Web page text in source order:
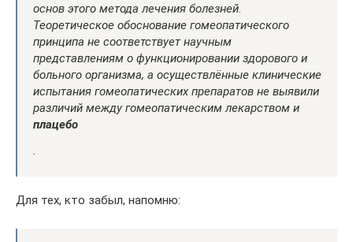
основ этого метода лечения болезней.
Теоретическое обоснование гомеопатического
принципа не соответствует научным
представлениям о функционировании здорового и
больного организма, а осуществлённые клинические
испытания гомеопатических препаратов не выявили
различий между гомеопатическим лекарством и
плацебо
Для тех, кто забыл, напомню: